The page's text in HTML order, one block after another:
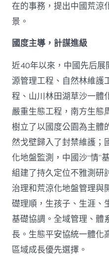
在的事務，提出中國荒涼
景。
國度主導，計謀進級
近40年以來，中國先后展
源管理工程、自然林維護
程、山川林田湖草沙一體
嚴重生態工程，南方生態
樹立了以國度公園為主體
然戈壁歸入了封禁維護；
化地盤監測，中國沙“情”
組建了持久定位不雅測研
治理和荒涼化地盤管理與
礎理順，生孩子、生涯、
基礎協調。全域管理、體
長。生態平安協統一體化
區域成長優先選擇。